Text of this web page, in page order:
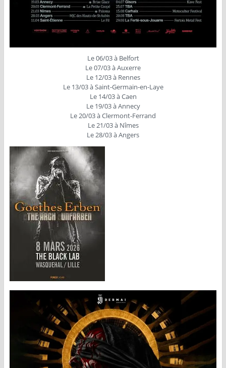
Le 06/03 à Belfort
Le 07/03 à Auxerre
Le 12/03 à Rennes
Le 13/03 à Saint-Germain-en-Laye
Le 14/03 à Caen
Le 19/03 à Annecy
Le 20/03 à Clermont-Ferrand
Le 21/03 à Nîmes
Le 28/03 à Angers